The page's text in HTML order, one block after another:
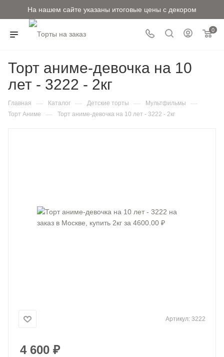
На нашем сайте указаны итоговые цены с декором
0
Торт аниме-девочка на 10
лет - 3222 - 2кг
Главная — Каталог — Детские торты — Мультфильмы —
Торт Аниме — Торт аниме-девочка на 10 лет - 3222 - 2кг
Артикул: 3222
4 600 ₽